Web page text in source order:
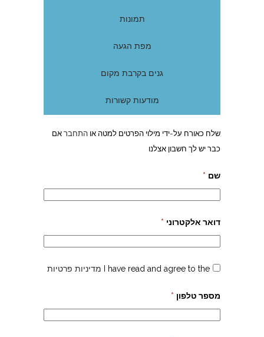
תמונות
מפת הגעה
גנים בקרבת מקום
מודעות קשורות
שלח כאורח על-ידי מילוי הפרטים למטה או התחבראם
כבר יש לך חשבון אצלנו
שם *
דואר אלקטרוני *
I have read and agree to the מדיניות פרטיות
מספר טלפון *